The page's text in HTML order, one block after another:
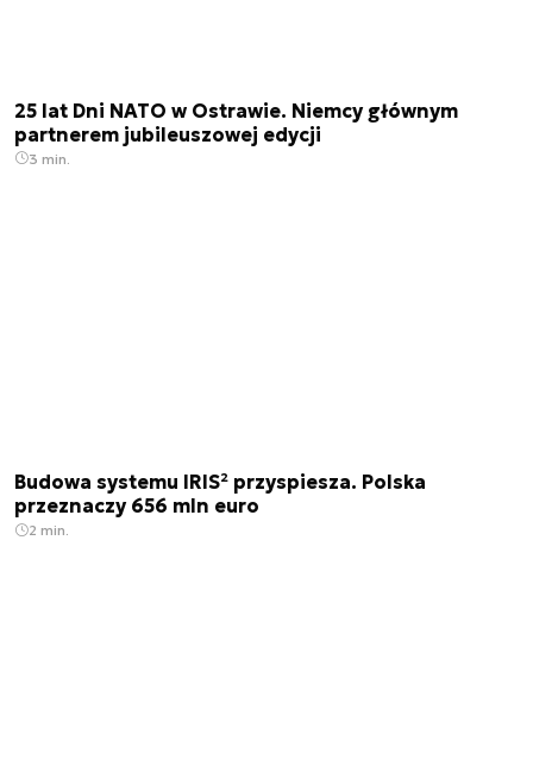
25 lat Dni NATO w Ostrawie. Niemcy głównym
partnerem jubileuszowej edycji
3 min.
Budowa systemu IRIS² przyspiesza. Polska
przeznaczy 656 mln euro
2 min.